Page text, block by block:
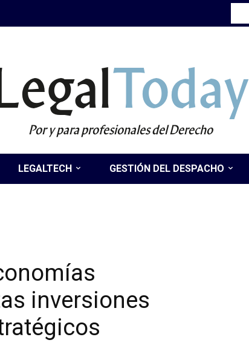
Today
Por y para profesionales del Derecho
LEGALTECH GESTIÓN DEL DESPACHO
inversiones